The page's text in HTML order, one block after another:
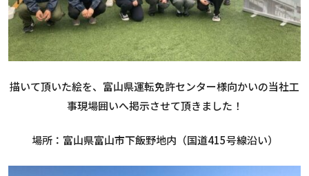
描いて頂いた絵を、富山県運転免許センター様向かいの当社工
事現場囲いへ掲示させて頂きました！
場所：富山県富山市下飯野地内（国道415号線沿い）